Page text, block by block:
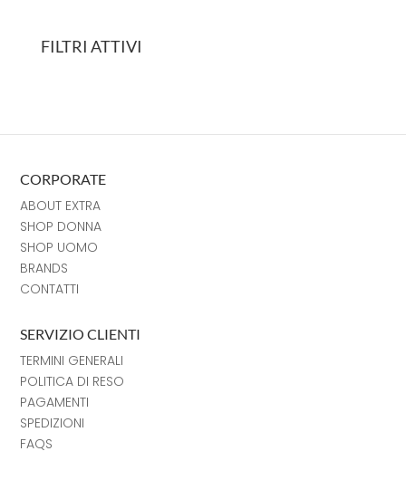
FILTRI ATTIVI
CORPORATE
ABOUT EXTRA
SHOP DONNA
SHOP UOMO
BRANDS
CONTATTI
SERVIZIO CLIENTI
TERMINI GENERALI
POLITICA DI RESO
PAGAMENTI
SPEDIZIONI
FAQS